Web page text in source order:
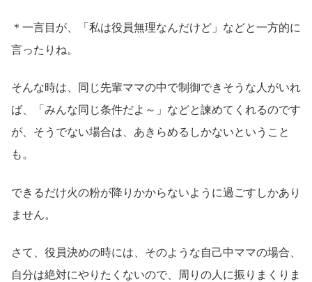
＊一言目が、「私は役員無理なんだけど」などと一方的に
言ったりね。
そんな時は、同じ先輩ママの中で制御できそうな人がいれ
ば、「みんな同じ条件だよ～」などと諫めてくれるのです
が、そうでない場合は、あきらめるしかないということ
も。
できるだけ火の粉が降りかからないように過ごすしかあり
ません。
さて、役員決めの時には、そのような自己中ママの場合、
自分は絶対にやりたくないので、周りの人に振りまくりま